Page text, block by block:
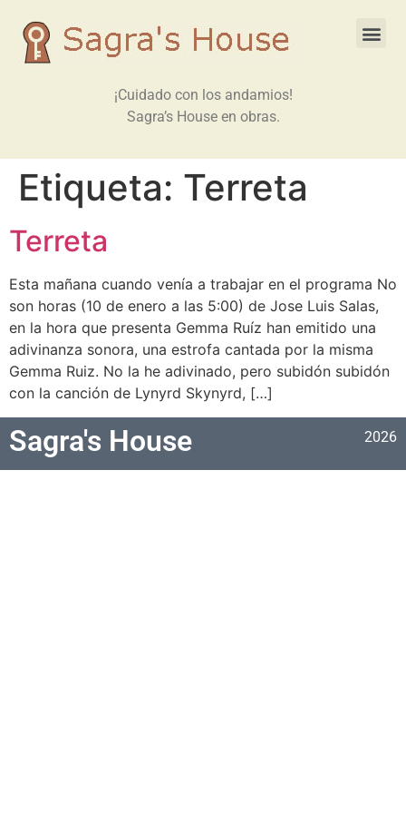
¡Cuidado con los andamios!
Sagra’s House en obras.
Etiqueta: Terreta
Terreta
Esta mañana cuando venía a trabajar en el programa No
son horas (10 de enero a las 5:00) de Jose Luis Salas,
en la hora que presenta Gemma Ruíz han emitido una
adivinanza sonora, una estrofa cantada por la misma
Gemma Ruiz. No la he adivinado, pero subidón subidón
con la canción de Lynyrd Skynyrd, […]
Sagra's House 2026